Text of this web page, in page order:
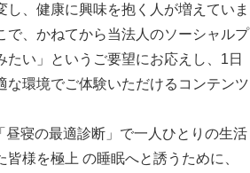
、健康に興味を抱く人が増えていま
、かねてから当法人のソーシャルプ
い」というご要望にお応えし、1日
環境でご体験いただけるコンテンツ
寝の最適診断」で一人ひとりの生活
様を極上 の睡眠へと誘うために、